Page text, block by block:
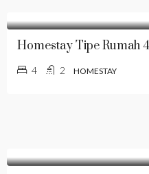
Homestay Tipe Rumah
4 2 HOMESTAY